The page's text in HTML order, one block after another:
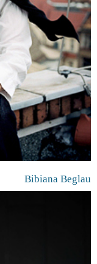
Bibiana Beglau